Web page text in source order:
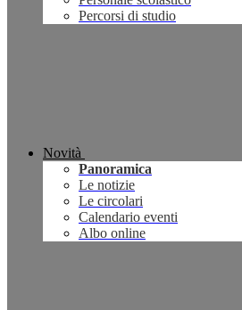
Percorsi di studio
Novità
Panoramica
Le notizie
Le circolari
Calendario eventi
Albo online